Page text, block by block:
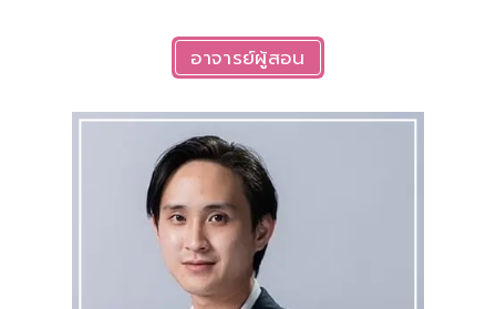
อาจารย์ผู้สอน